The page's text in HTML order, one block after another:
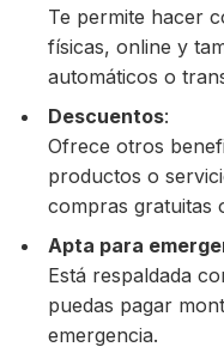
Te permite hacer
físicas, online y
automáticos o
Descuentos:
Ofrece otros
productos o
compras gratuitas
Apta para
Está respaldada
puedas pagar
emergencia.